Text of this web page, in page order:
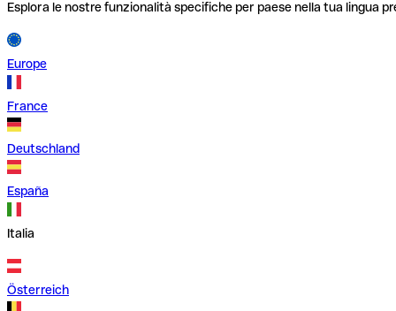
Esplora le nostre funzionalità specifiche per paese nella tua lingua
Europe
France
Deutschland
España
Italia
Österreich